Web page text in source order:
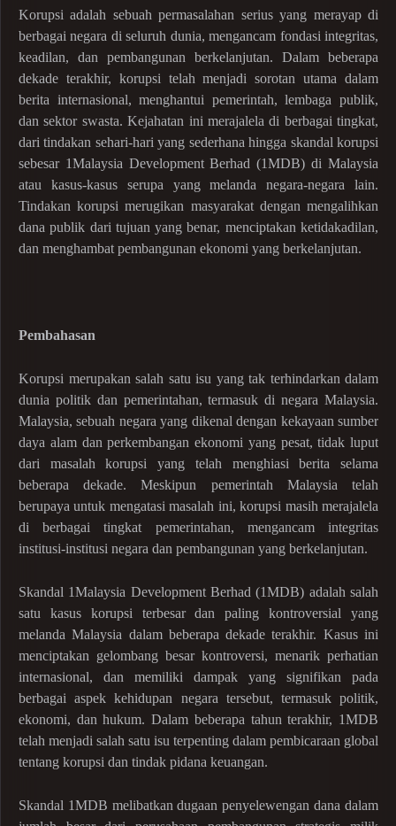
Korupsi adalah sebuah permasalahan serius yang merayap di
berbagai negara di seluruh dunia, mengancam fondasi integritas,
keadilan, dan pembangunan berkelanjutan. Dalam beberapa
dekade terakhir, korupsi telah menjadi sorotan utama dalam
berita internasional, menghantui pemerintah, lembaga publik,
dan sektor swasta. Kejahatan ini merajalela di berbagai tingkat,
dari tindakan sehari-hari yang sederhana hingga skandal korupsi
sebesar 1Malaysia Development Berhad (1MDB) di Malaysia
atau kasus-kasus serupa yang melanda negara-negara lain.
Tindakan korupsi merugikan masyarakat dengan mengalihkan
dana publik dari tujuan yang benar, menciptakan ketidakadilan,
dan menghambat pembangunan ekonomi yang berkelanjutan.
Pembahasan
Korupsi merupakan salah satu isu yang tak terhindarkan dalam
dunia politik dan pemerintahan, termasuk di negara Malaysia.
Malaysia, sebuah negara yang dikenal dengan kekayaan sumber
daya alam dan perkembangan ekonomi yang pesat, tidak luput
dari masalah korupsi yang telah menghiasi berita selama
beberapa dekade. Meskipun pemerintah Malaysia telah
berupaya untuk mengatasi masalah ini, korupsi masih merajalela
di berbagai tingkat pemerintahan, mengancam integritas
institusi-institusi negara dan pembangunan yang berkelanjutan.
Skandal 1Malaysia Development Berhad (1MDB) adalah salah
satu kasus korupsi terbesar dan paling kontroversial yang
melanda Malaysia dalam beberapa dekade terakhir. Kasus ini
menciptakan gelombang besar kontroversi, menarik perhatian
internasional, dan memiliki dampak yang signifikan pada
berbagai aspek kehidupan negara tersebut, termasuk politik,
ekonomi, dan hukum. Dalam beberapa tahun terakhir, 1MDB
telah menjadi salah satu isu terpenting dalam pembicaraan global
tentang korupsi dan tindak pidana keuangan.
Skandal 1MDB melibatkan dugaan penyelewengan dana dalam